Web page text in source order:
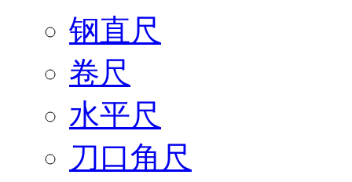
钢直尺
卷尺
水平尺
刀口角尺